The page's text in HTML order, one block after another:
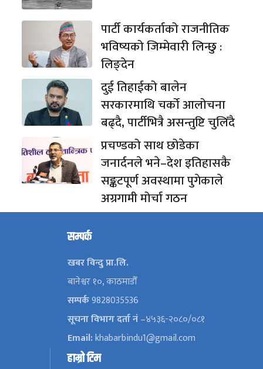
पार्टी कार्यकर्ताको राजनीतिक
भविष्यको जिम्मेवारी लिन्छु :
लिङ्देन
दुई तिहाईको बालेन
सरकारमाथि चर्को आलोचना
बढ्दै, पार्टीभित्रै असन्तुष्टि चुलिँदै
प्रचण्डको साथ छोडेका
जनार्दनले भने–देश इतिहासकै
सङ्कटपूर्ण अवस्थामा पुगेकाले
अग्रगामी मोर्चा गठन
सम्पर्क
खबर विन्दु प्रा.लि.
बानेश्वर १०, काठमाडौँ
सम्पर्क9828035536
सूचना विभाग दर्ता नं–४५३६-२०८०/०८१
Email:khabarbindu1@gmail.com
हाम्रो टिम